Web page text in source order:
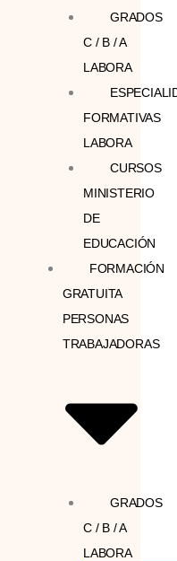
GRADOS
C / B / A
LABORA
FORMATIVAS
LABORA
CURSOS
MINISTERIO
DE
EDUCACIÓN
FORMACIÓN
GRATUITA
PERSONAS
TRABAJADORAS
GRADOS
C / B / A
LABORA